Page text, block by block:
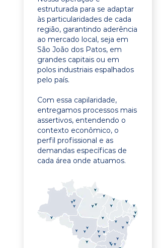
estruturada para se adaptar
às particularidades de cada
região, garantindo aderência
ao mercado local, seja em
São João dos Patos, em
grandes capitais ou em
polos industriais espalhados
pelo país.
Com essa capilaridade,
entregamos processos mais
assertivos, entendendo o
contexto econômico, o
perfil profissional e as
demandas específicas de
cada área onde atuamos.